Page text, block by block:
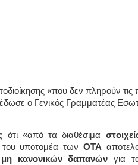
«που δεν πληρούν τις
ο Γενικός Γραμματέας
«από τα διαθέσιμα
του υποτομέα των ΟΤΑ
μη κανονικών δαπανών για